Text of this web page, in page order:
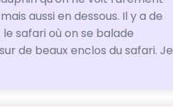
aussi en dessous. Il y a de
safari où on se balade
de beaux enclos du safari. Je